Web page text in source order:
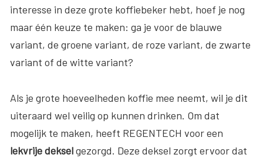
interesse in deze grote koffiebeker hebt, hoef je nog
maar één keuze te maken: ga je voor de blauwe
variant, de groene variant, de roze variant, de zwarte
variant of de witte variant?
Als je grote hoeveelheden koffie mee neemt, wil je dit
uiteraard wel veilig op kunnen drinken. Om dat
mogelijk te maken, heeft REGENTECH voor een
lekvrije dekselgezorgd. Deze deksel zorgt ervoor dat